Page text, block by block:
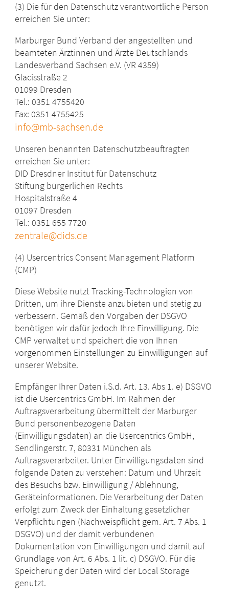
(3) Die für den Datenschutz verantwortliche Person
erreichen Sie unter:
Marburger Bund Verband der angestellten und
beamteten Ärztinnen und Ärzte Deutschlands
Landesverband Sachsen e.V. (VR 4359)
Glacisstraße 2
01099 Dresden
Tel.: 0351 4755420
Fax: 0351 4755425
info@mb-sachsen.de
Unseren benannten Datenschutzbeauftragten
erreichen Sie unter:
DID Dresdner Institut für Datenschutz
Stiftung bürgerlichen Rechts
Hospitalstraße 4
01097 Dresden
Tel.: 0351 655 7720
zentrale@dids.de
(4) Usercentrics Consent Management Platform
(CMP)
Diese Website nutzt Tracking-Technologien von
Dritten, um ihre Dienste anzubieten und stetig zu
verbessern. Gemäß den Vorgaben der DSGVO
benötigen wir dafür jedoch Ihre Einwilligung. Die
CMP verwaltet und speichert die von Ihnen
vorgenommen Einstellungen zu Einwilligungen auf
unserer Website.
Empfänger Ihrer Daten i.S.d. Art. 13. Abs 1. e) DSGVO
ist die Usercentrics GmbH. Im Rahmen der
Auftragsverarbeitung übermittelt der Marburger
Bund personenbezogene Daten
(Einwilligungsdaten) an die Usercentrics GmbH,
Sendlingerstr. 7, 80331 München als
Auftragsverarbeiter. Unter Einwilligungsdaten sind
folgende Daten zu verstehen: Datum und Uhrzeit
des Besuchs bzw. Einwilligung / Ablehnung,
Geräteinformationen. Die Verarbeitung der Daten
erfolgt zum Zweck der Einhaltung gesetzlicher
Verpflichtungen (Nachweispflicht gem. Art. 7 Abs. 1
DSGVO) und der damit verbundenen
Dokumentation von Einwilligungen und damit auf
Grundlage von Art. 6 Abs. 1 lit. c) DSGVO. Für die
Speicherung der Daten wird der Local Storage
genutzt.